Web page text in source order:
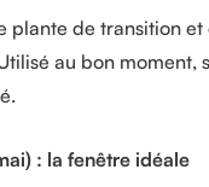
plante de transition
au bon moment,
: la fenêtre idéale